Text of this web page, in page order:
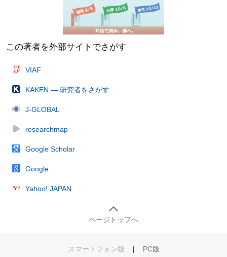
この著者を外部サイトでさがす
VIAF
KAKEN — 研究者をさがす
J-GLOBAL
researchmap
Google Scholar
Google
Yahoo! JAPAN
ページトップへ
スマートフォン版 | PC版